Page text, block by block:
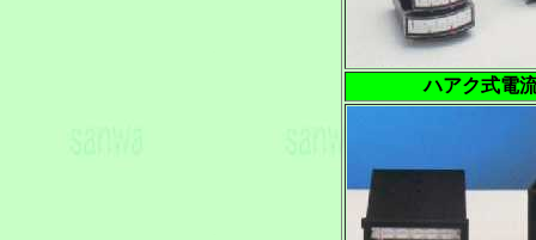
ハアク式電